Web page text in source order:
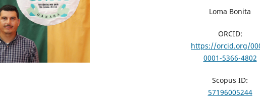
Loma Bonita
ORCID:
https://orcid.org/
0001-5366-4802
Scopus ID:
57196005244